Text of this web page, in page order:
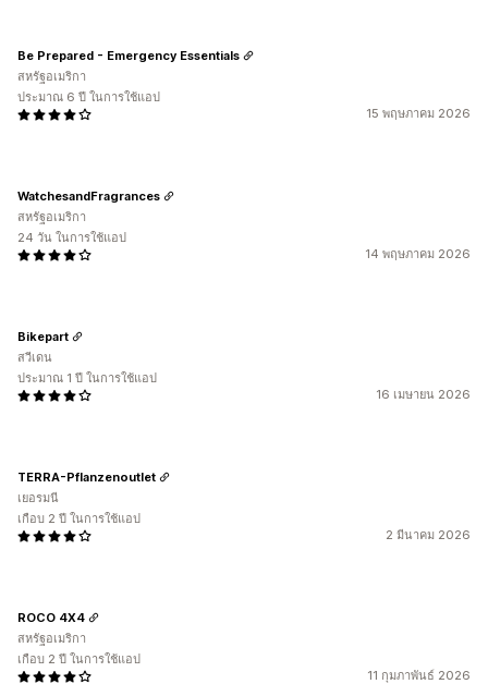
15 พฤษภาคม 2026
Be Prepared - Emergency Essentials
สหรัฐอเมริกา
ประมาณ 6 ปี ในการใช้แอป
14 พฤษภาคม 2026
WatchesandFragrances
สหรัฐอเมริกา
24 วัน ในการใช้แอป
16 เมษายน 2026
Bikepart
สวีเดน
ประมาณ 1 ปี ในการใช้แอป
2 มีนาคม 2026
TERRA-Pflanzenoutlet
เยอรมนี
เกือบ 2 ปี ในการใช้แอป
11 กุมภาพันธ์ 2026
ROCO 4X4
สหรัฐอเมริกา
เกือบ 2 ปี ในการใช้แอป